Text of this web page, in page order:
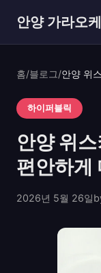
안양 가라오케
홈/블로그/
하이퍼블릭
안양 위
편안하게
2026년 5월 26일